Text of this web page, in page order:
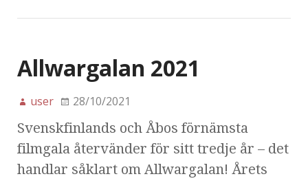
Allwargalan 2021
user 28/10/2021
Svenskfinlands och Åbos förnämsta
filmgala återvänder för sitt tredje år – det
handlar såklart om Allwargalan! Årets